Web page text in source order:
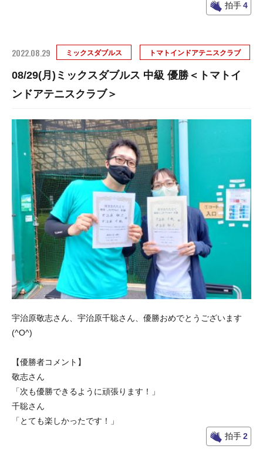
拍手4
2022.08.29 ミックスダブルス トマトインドアテニスクラブ
08/29(月)ミックスダブルス 中級 優勝＜トマトイ
ンドアテニスクラブ＞
宇治原敬志さん、宇治原千聡さん、優勝おめでとうございます
(^O^)
【優勝者コメント】
敬志さん
「次も優勝できるように頑張ります！」
千聡さん
「とても楽しかったです！」
拍手2